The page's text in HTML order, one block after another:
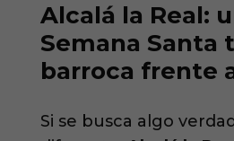
Alcalá la Real:
Semana Santa
barroca frente
Si se busca algo